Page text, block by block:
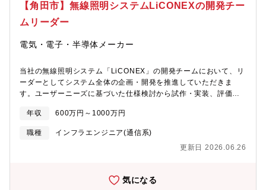
retail/●様々な企業と連携し、空調他、建物にある設備制御を遠隔
管理、制御する企画／開発●ロボットとセンシングを連携したクラ
→詳細設計→システムリリースまで一貫して担当・外部パートナ
【角田市】無線照明システムLiCONEXの開発チー
ムリーダー
電気・電子・半導体メーカー
当社の無線照明システム「LiCONEX」の開発チームにおいて、リ
ーダーとしてシステム全体の企画・開発を推進していただきま
す。ユーザーニーズに基づいた仕様検討から試作・実装、評価、
をもって開発をリードするポジションです。【主な業務内容】・
LiCONEX無線照明システムの新機能・新製品の企画立案・無線通
信を用いた照明制御システムの設計・開発・関係部署と連携し、
顧客ニーズに直結したダイレクトマーケティングによる製品開発
仕様の最適化当社は企画から設計、製造、施工、アフターサポー
年収 600万円～1000万円
職種
インフラエンジニア(通信系)
更新日 2026.06.26
気になる